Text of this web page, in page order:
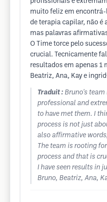
muito feliz em encontrá-
de terapia capilar, não é
mas palavras
O Time torce pelo
crucial. Tecnicamente
resultados em apenas 1
Beatriz, Ana, Kay e
Traduit : Bruno's team
professional and
to have met them. I
process is not just
also affirmative
The team is rooting
process and that is
I have seen results in
Bruno, Beatriz, Ana,